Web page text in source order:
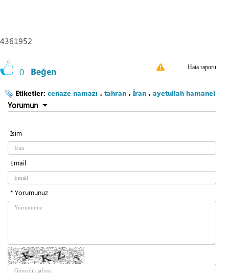
4361952
0 Beğen Hata raporu
Etiketler: cenaze namazı ، tahran ، İran ، ayetullah hamanei
Yorumun
İsim
Email
* Yorumunuz